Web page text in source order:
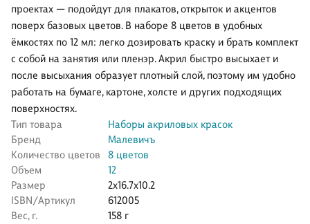
проектах — подойдут для плакатов, открыток и акцентов
поверх базовых цветов. В наборе 8 цветов в удобных
ёмкостях по 12 мл: легко дозировать краску и брать комплект
с собой на занятия или пленэр. Акрил быстро высыхает и
после высыхания образует плотный слой, поэтому им удобно
работать на бумаге, картоне, холсте и других подходящих
поверхностях.
Тип товара
Наборы акриловых красок
Бренд
Малевичъ
Количество цветов
8 цветов
Объем
12
Размер
2x16.7x10.2
ISBN/Артикул
612005
Вес, г.
158 г